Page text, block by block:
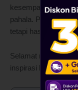
kesempatan emas
pahala. Proses ini
tetapi hasilnya akan
Selamat menulis
inspirasi kepada